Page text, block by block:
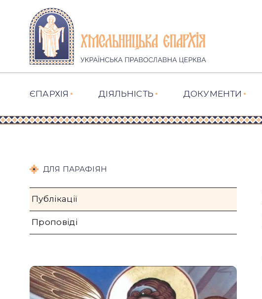
ЄПАРХІЯ ДІЯЛЬНІСТЬ ДОКУМЕНТИ
ДЛЯ ПАРАФІЯН
Публікації
Проповіді